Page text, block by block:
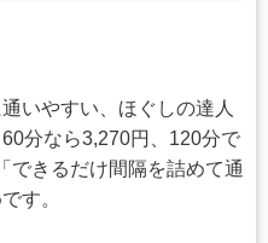
いやすい、ほぐしの達人
分なら3,270円、120分で
できるだけ間隔を詰めて通
す。